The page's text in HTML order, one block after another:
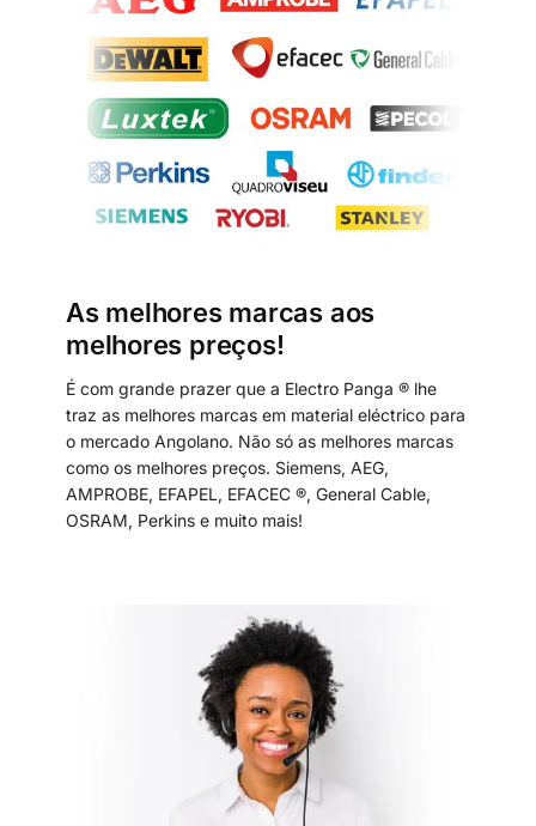
As melhores marcas aos
melhores preços!
É com grande prazer que a Electro Panga ® lhe
traz as melhores marcas em material eléctrico para
o mercado Angolano. Não só as melhores marcas
como os melhores preços. Siemens, AEG,
AMPROBE, EFAPEL, EFACEC ®, General Cable,
OSRAM, Perkins e muito mais!